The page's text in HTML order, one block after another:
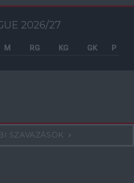
2026/27
M RG KG GK P
SZAVAZÁSOK